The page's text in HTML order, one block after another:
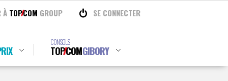
À TOPCOM GROUP SE CONNECTER
CONSEILS
TOPCOMGIBORY